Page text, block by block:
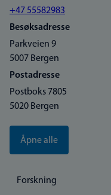
+47 55582983
Besøksadresse
Parkveien 9
5007 Bergen
Postadresse
Postboks 7805
5020 Bergen
Åpne alle
Forskning